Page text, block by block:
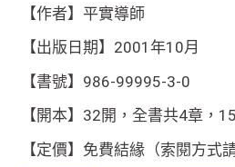
【作者】平實導師
【出版日期】2001年10月
【書號】986-99995-3-0
【開本】32開，全書共4章，
【定價】免費結緣（索閱方式